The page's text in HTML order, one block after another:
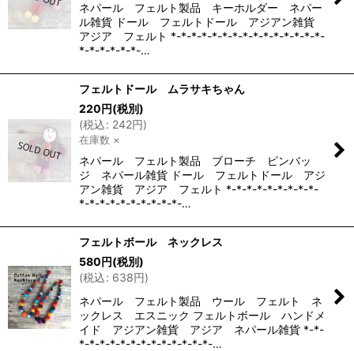
ネパール フェルト製品 キーホルダー ネパー
ル雑貨 ドール フェルトドール アジアン雑貨
アジア フェルト *-*-*-*-*-*-*-*-*-*-*-*-*-*-*-
*-*-*-*-*-*-…
フェルトドール ムラサキちゃん
220円(税別)
(税込: 242円)
在庫数 ×
ネパール フェルト製品 ブローチ ピンバッ
ジ ネパール雑貨 ドール フェルトドール アジ
アン雑貨 アジア フェルト *-*-*-*-*-*-*-*-*-
*-*-*-*-*-*-*-*-*-*-…
フェルトボール ネックレス
580円(税別)
(税込: 638円)
ネパール フェルト製品 ウール フェルト ネ
ックレス エスニック フェルトボール ハンドメ
イド アジアン雑貨 アジア ネパール雑貨 *-*-
*-*-*-*-*-*-*-*-*-*-*-*-*-…